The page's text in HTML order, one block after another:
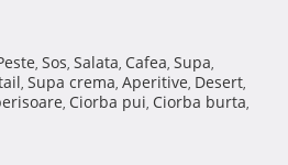
, Sos, Salata, Cafea, Supa,
, Supa crema, Aperitive, Desert,
, Ciorba pui, Ciorba burta,